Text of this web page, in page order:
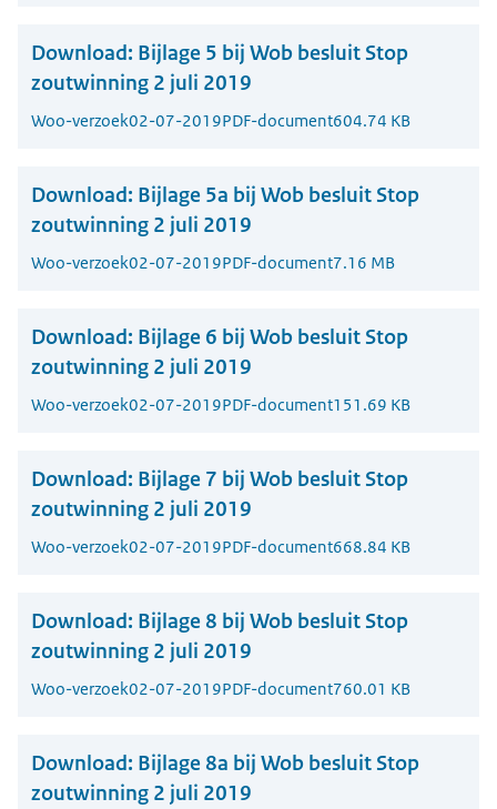
Download: Bijlage 5 bij Wob besluit Stop
zoutwinning 2 juli 2019
Woo-verzoek02-07-2019PDF-document604.74 KB
Download: Bijlage 5a bij Wob besluit Stop
zoutwinning 2 juli 2019
Woo-verzoek02-07-2019PDF-document7.16 MB
Download: Bijlage 6 bij Wob besluit Stop
zoutwinning 2 juli 2019
Woo-verzoek02-07-2019PDF-document151.69 KB
Download: Bijlage 7 bij Wob besluit Stop
zoutwinning 2 juli 2019
Woo-verzoek02-07-2019PDF-document668.84 KB
Download: Bijlage 8 bij Wob besluit Stop
zoutwinning 2 juli 2019
Woo-verzoek02-07-2019PDF-document760.01 KB
Download: Bijlage 8a bij Wob besluit Stop
zoutwinning 2 juli 2019